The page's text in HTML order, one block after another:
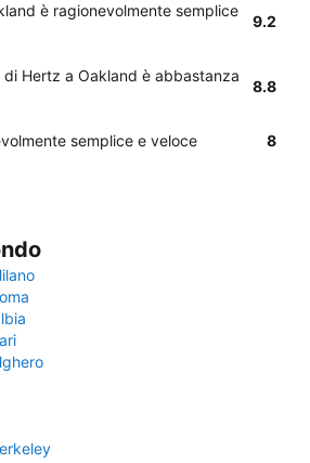
è ragionevolmente semplice
9.2
Hertz a Oakland è abbastanza
8.8
semplice e veloce 8